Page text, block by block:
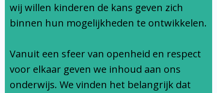
Ondersteuningsprofiel
wij willen kinderen de kans geven zich
binnen hun mogelijkheden te ontwikkelen.
Vanuit een sfeer van openheid en respect
voor elkaar geven we inhoud aan ons
onderwijs. We vinden het belangrijk dat